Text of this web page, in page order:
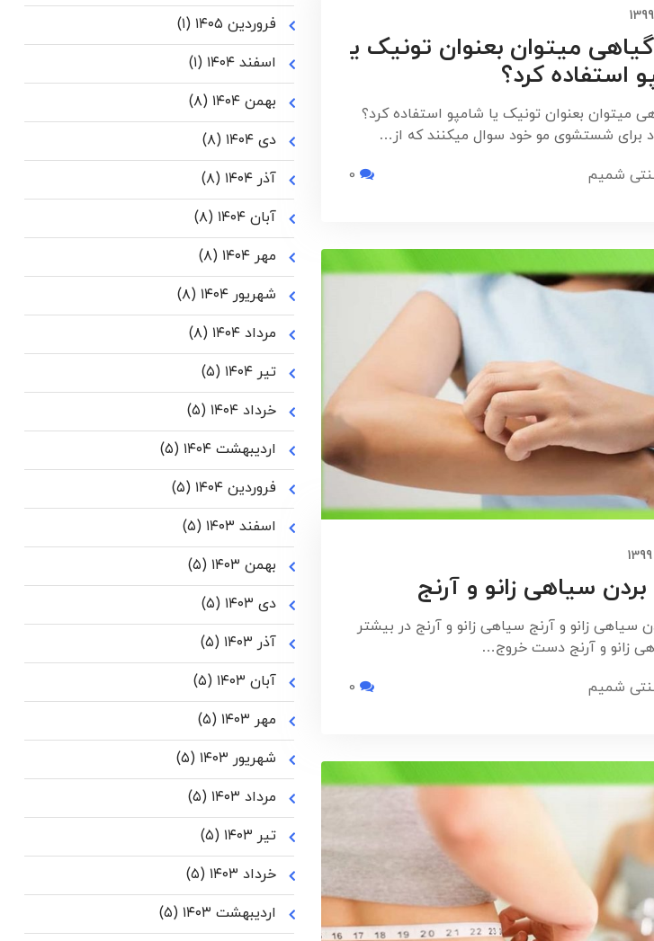
میتوان بعنوان تونیک ی
استفاده کرد؟
میتوان بعنوان تونیک یا شامپو استفاده کرد؟
برای شستشوی مو خود سوال میکنند که از…
شمیم
بردن سیاهی زانو و آرنج
سیاهی زانو و آرنج سیاهی زانو و آرنج در بیشتر
زانو و آرنج دست خروج…
شمیم
فروردین ۱۴۰۵
(۱)
اسفند ۱۴۰۴
(۱)
بهمن ۱۴۰۴
(۸)
دی ۱۴۰۴
(۸)
آذر ۱۴۰۴
(۸)
آبان ۱۴۰۴
(۸)
مهر ۱۴۰۴
(۸)
شهریور ۱۴۰۴
(۸)
مرداد ۱۴۰۴
(۸)
تیر ۱۴۰۴
(۵)
خرداد ۱۴۰۴
(۵)
اردیبهشت ۱۴۰۴
(۵)
فروردین ۱۴۰۴
(۵)
اسفند ۱۴۰۳
(۵)
بهمن ۱۴۰۳
(۵)
دی ۱۴۰۳
(۵)
آذر ۱۴۰۳
(۵)
آبان ۱۴۰۳
(۵)
مهر ۱۴۰۳
(۵)
شهریور ۱۴۰۳
(۵)
مرداد ۱۴۰۳
(۵)
تیر ۱۴۰۳
(۵)
خرداد ۱۴۰۳
(۵)
اردیبهشت ۱۴۰۳
(۵)